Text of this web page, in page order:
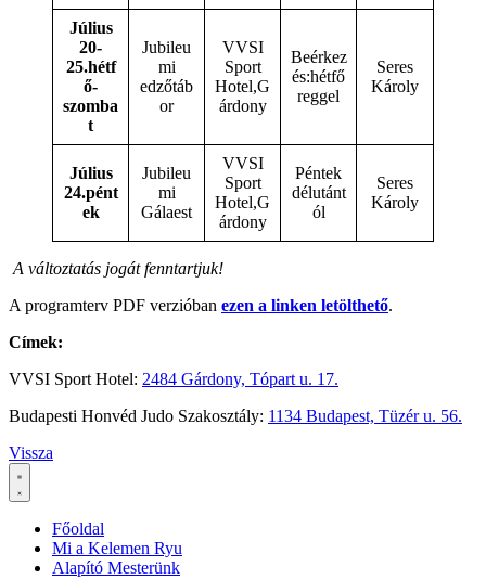
Július
20-
25.hétf
ő-
szomba
t
Jubileu
mi
edzőtáb
or
VVSI
Sport
Hotel,G
árdony
Beérkez
és:hétfő
reggel
Seres
Károly
Július
24.pént
ek
Jubileu
mi
Gálaest
VVSI
Sport
Hotel,G
árdony
Péntek
délutánt
ól
Seres
Károly
A változtatás jogát fenntartjuk!
A programterv PDF verzióban ezen a linken letölthető.
Címek:
VVSI Sport Hotel: 2484 Gárdony, Tópart u. 17.
Budapesti Honvéd Judo Szakosztály: 1134 Budapest, Tüzér u. 56.
Vissza
Főoldal
Mi a Kelemen Ryu
Alapító Mesterünk